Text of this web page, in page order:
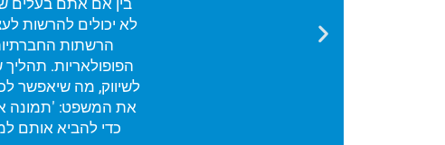
לא יכולים להרשות
הרשתות
הפופולאריות.
לשיווק, מה שיאפשר
את המשפט: 'תמונה
כדי להביא אותם